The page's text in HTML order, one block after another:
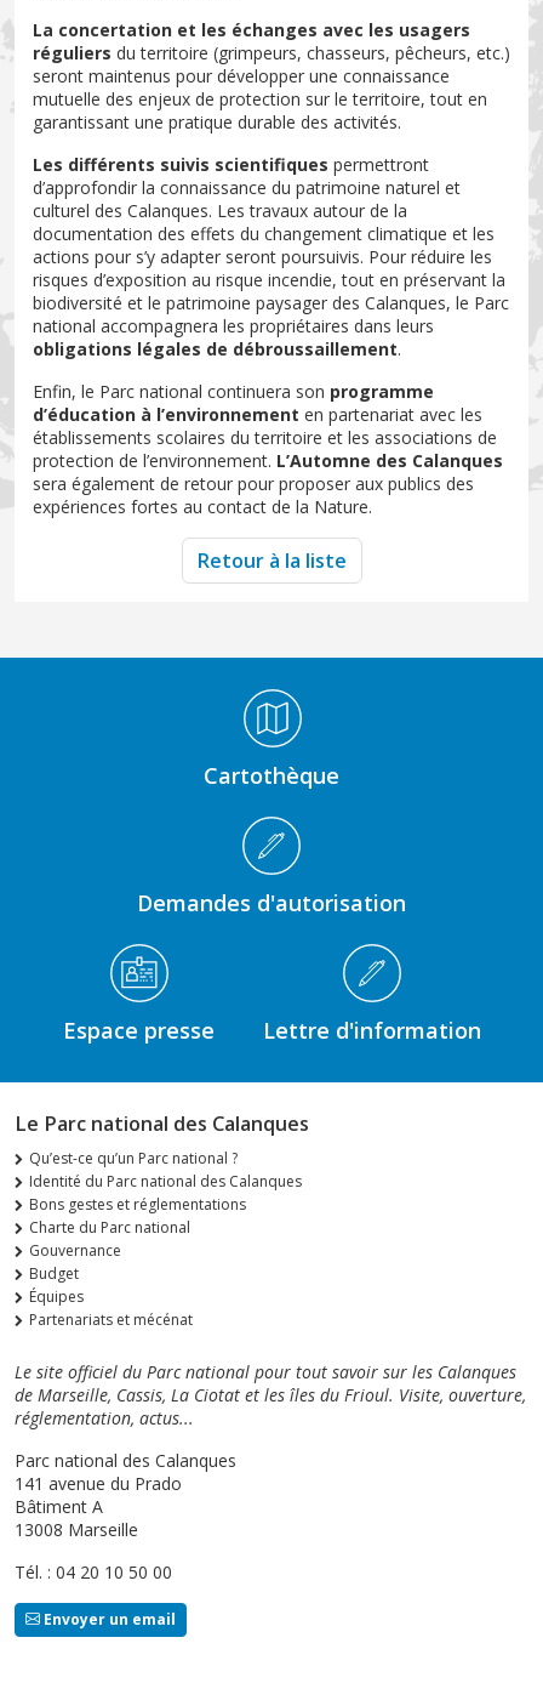
La concertation et les échanges avec les usagers
réguliers du territoire (grimpeurs, chasseurs, pêcheurs, etc.)
seront maintenus pour développer une connaissance
mutuelle des enjeux de protection sur le territoire, tout en
garantissant une pratique durable des activités.
Les différents suivis scientifiques permettront
d’approfondir la connaissance du patrimoine naturel et
culturel des Calanques. Les travaux autour de la
documentation des effets du changement climatique et les
actions pour s’y adapter seront poursuivis. Pour réduire les
risques d’exposition au risque incendie, tout en préservant la
biodiversité et le patrimoine paysager des Calanques, le Parc
national accompagnera les propriétaires dans leurs
obligations légales de débroussaillement.
Enfin, le Parc national continuera son programme
d’éducation à l’environnement en partenariat avec les
établissements scolaires du territoire et les associations de
protection de l’environnement. L’Automne des Calanques
sera également de retour pour proposer aux publics des
expériences fortes au contact de la Nature.
Retour à la liste
Cartothèque
Demandes d'autorisation
Espace presse Lettre d'information
Le Parc national des Calanques
Qu’est-ce qu’un Parc national ?
Identité du Parc national des Calanques
Bons gestes et réglementations
Charte du Parc national
Gouvernance
Budget
Équipes
Partenariats et mécénat
Le site officiel du Parc national pour tout savoir sur les Calanques
de Marseille, Cassis, La Ciotat et les îles du Frioul. Visite, ouverture,
réglementation, actus...
Parc national des Calanques
141 avenue du Prado
Bâtiment A
13008 Marseille
Tél. : 04 20 10 50 00
Envoyer un email